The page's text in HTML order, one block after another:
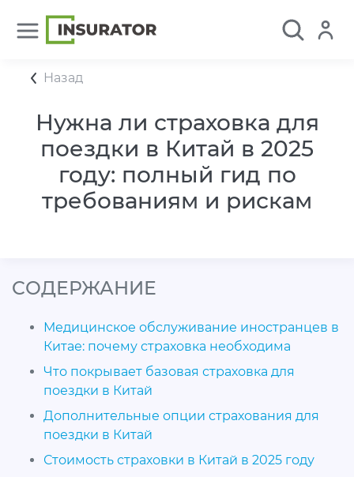
Назад
Нужна ли страховка для
поездки в Китай в 2025
году: полный гид по
требованиям и рискам
CОДЕРЖАНИЕ
Медицинское обслуживание иностранцев в
Китае: почему страховка необходима
Что покрывает базовая страховка для
поездки в Китай
Дополнительные опции страхования для
поездки в Китай
Стоимость страховки в Китай в 2025 году